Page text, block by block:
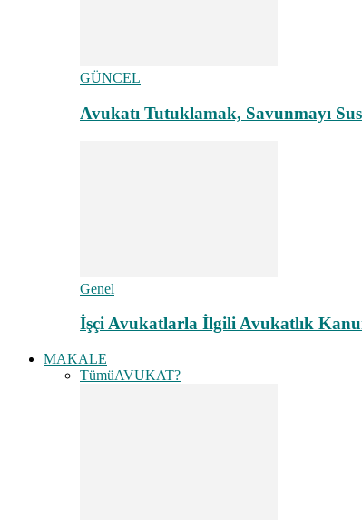
GÜNCEL
Avukatı Tutuklamak, Savunmayı
Genel
İşçi Avukatlarla İlgili Avukatlık
MAKALE
TümüAVUKAT?